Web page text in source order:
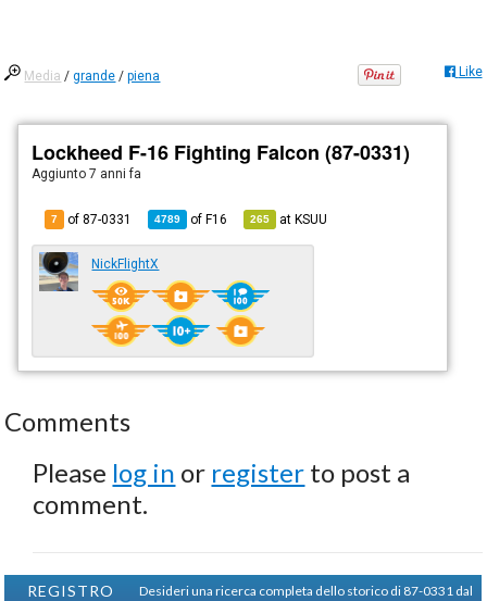
Media /grande /piena Like
Lockheed F-16 Fighting Falcon (87-0331)
Aggiunto7 anni fa
7 of 87-0331 4789 ofF16 265 atKSUU
NickFlightX
Comments
Please log in or register to post a
comment.
REGISTRO
Desideri una ricerca completa dello storico di 87-0331 dal